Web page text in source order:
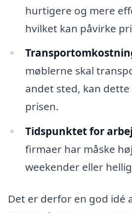
hurtigere og mere
hvilket kan påvirke
møblerne skal
andet sted, kan
prisen.
Tidspunktet for
firmaer har måske
weekender eller
Det er derfor en god idé